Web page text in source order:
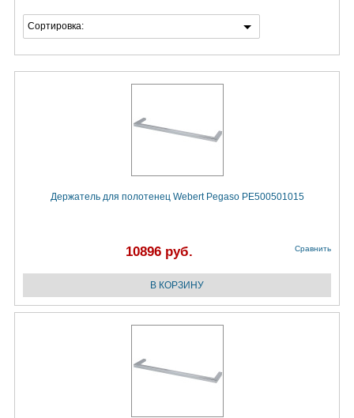
Сортировка:
Держатель для полотенец Webert Pegaso PE500501015
10896 руб. Сравнить